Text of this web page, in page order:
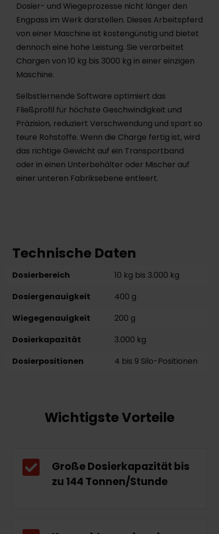
Dosier- und Wiegeprozesse nicht länger den
Engpass im Werk darstellen. Dieses Arbeitspferd
von einer Maschine ist kostengünstig und bietet
dennoch eine hohe Leistung. Sie verarbeitet
Chargen von 10 kg bis 3000 kg in einer einzigen
Maschine.
Selbstlernende Software optimiert das
Fließprofil für höchste Geschwindigkeit und
Präzision, reduziert Verschwendung und spart so
teure Rohstoffe. Wenn die Charge fertig ist, wird
das richtige Gewicht auf ein Transportband
oder in einen Unterbehälter oder Mischer auf
einer unteren Fabriksebene entleert.
Technische Daten
Dosierbereich
10 kg bis 3.000 kg
Dosiergenauigkeit
400 g
Wiegegenauigkeit
200 g
Dosierkapazität
3.000 kg
Dosierpositionen
4 bis 9 Silo-Positionen
Wichtigste Vorteile
Große Dosierkapazität bis
zu 144 Tonnen/Stunde